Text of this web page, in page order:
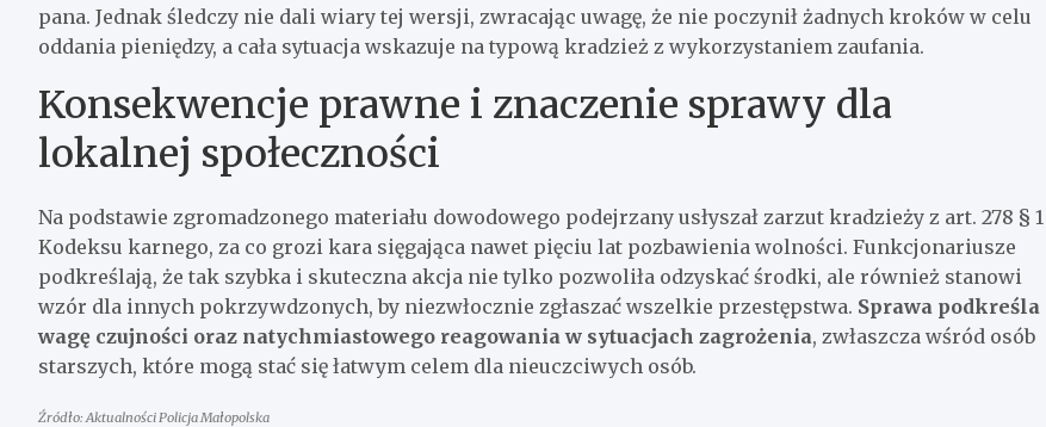
pana. Jednak śledczy nie dali wiary tej wersji, zwracając uwagę, że nie poczynił żadnych kroków w celu
oddania pieniędzy, a cała sytuacja wskazuje na typową kradzież z wykorzystaniem zaufania.
Konsekwencje prawne i znaczenie sprawy dla
lokalnej społeczności
Na podstawie zgromadzonego materiału dowodowego podejrzany usłyszał zarzut kradzieży z art. 278 § 1
Kodeksu karnego, za co grozi kara sięgająca nawet pięciu lat pozbawienia wolności. Funkcjonariusze
podkreślają, że tak szybka i skuteczna akcja nie tylko pozwoliła odzyskać środki, ale również stanowi
wzór dla innych pokrzywdzonych, by niezwłocznie zgłaszać wszelkie przestępstwa. Sprawa podkreśla
wagę czujności oraz natychmiastowego reagowania w sytuacjach zagrożenia, zwłaszcza wśród osób
starszych, które mogą stać się łatwym celem dla nieuczciwych osób.
Źródło: Aktualności Policja Małopolska